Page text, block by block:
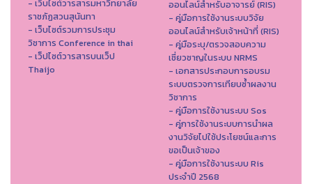
- เว็บไซต์วารสารมหาวิทยาลัย
ราชภัฏสวนสุนันทา
- เว็บไซต์รวมการประชุม
วิชาการ Conference in thai
- เว็ปไซต์วารสารบนเว็ป
Thaijo
ออนไลน์สำหรับอาจารย์ (RIS)
- คู่มือการใช้งานระบบวิจัย
ออนไลน์สำหรับเจ้าหน้าที่ (RIS)
- คู่มือระบุ/ตรวจสอบความ
เชี่ยวชาญในระบบ NRMS
- เอกสารประกอบการอบรม
ระบบตรวจการเทียบซ้ำผลงาน
วิชาการ
- คู่มือการใช้งานระบบ Sos
- คู่การใช้งานระบบการนำผล
งานวิจัยไปใช้ประโยชน์และการ
ขอเป็นเจ้าของ
- คู่มือการใช้งานระบบ Ris
ประจำปี 2568